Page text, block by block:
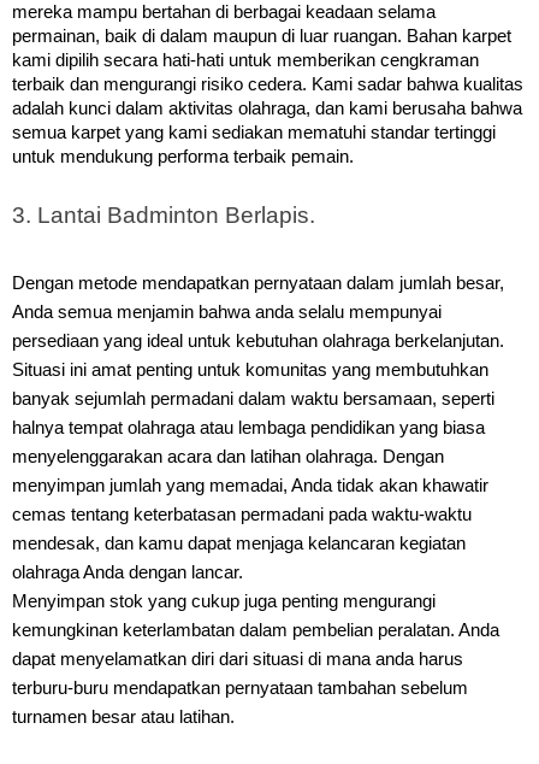
mereka mampu bertahan di berbagai keadaan selama
permainan, baik di dalam maupun di luar ruangan. Bahan karpet
kami dipilih secara hati-hati untuk memberikan cengkraman
terbaik dan mengurangi risiko cedera. Kami sadar bahwa kualitas
adalah kunci dalam aktivitas olahraga, dan kami berusaha bahwa
semua karpet yang kami sediakan mematuhi standar tertinggi
untuk mendukung performa terbaik pemain.
3. Lantai Badminton Berlapis.
Dengan metode mendapatkan pernyataan dalam jumlah besar,
Anda semua menjamin bahwa anda selalu mempunyai
persediaan yang ideal untuk kebutuhan olahraga berkelanjutan.
Situasi ini amat penting untuk komunitas yang membutuhkan
banyak sejumlah permadani dalam waktu bersamaan, seperti
halnya tempat olahraga atau lembaga pendidikan yang biasa
menyelenggarakan acara dan latihan olahraga. Dengan
menyimpan jumlah yang memadai, Anda tidak akan khawatir
cemas tentang keterbatasan permadani pada waktu-waktu
mendesak, dan kamu dapat menjaga kelancaran kegiatan
olahraga Anda dengan lancar.
Menyimpan stok yang cukup juga penting mengurangi
kemungkinan keterlambatan dalam pembelian peralatan. Anda
dapat menyelamatkan diri dari situasi di mana anda harus
terburu-buru mendapatkan pernyataan tambahan sebelum
turnamen besar atau latihan.